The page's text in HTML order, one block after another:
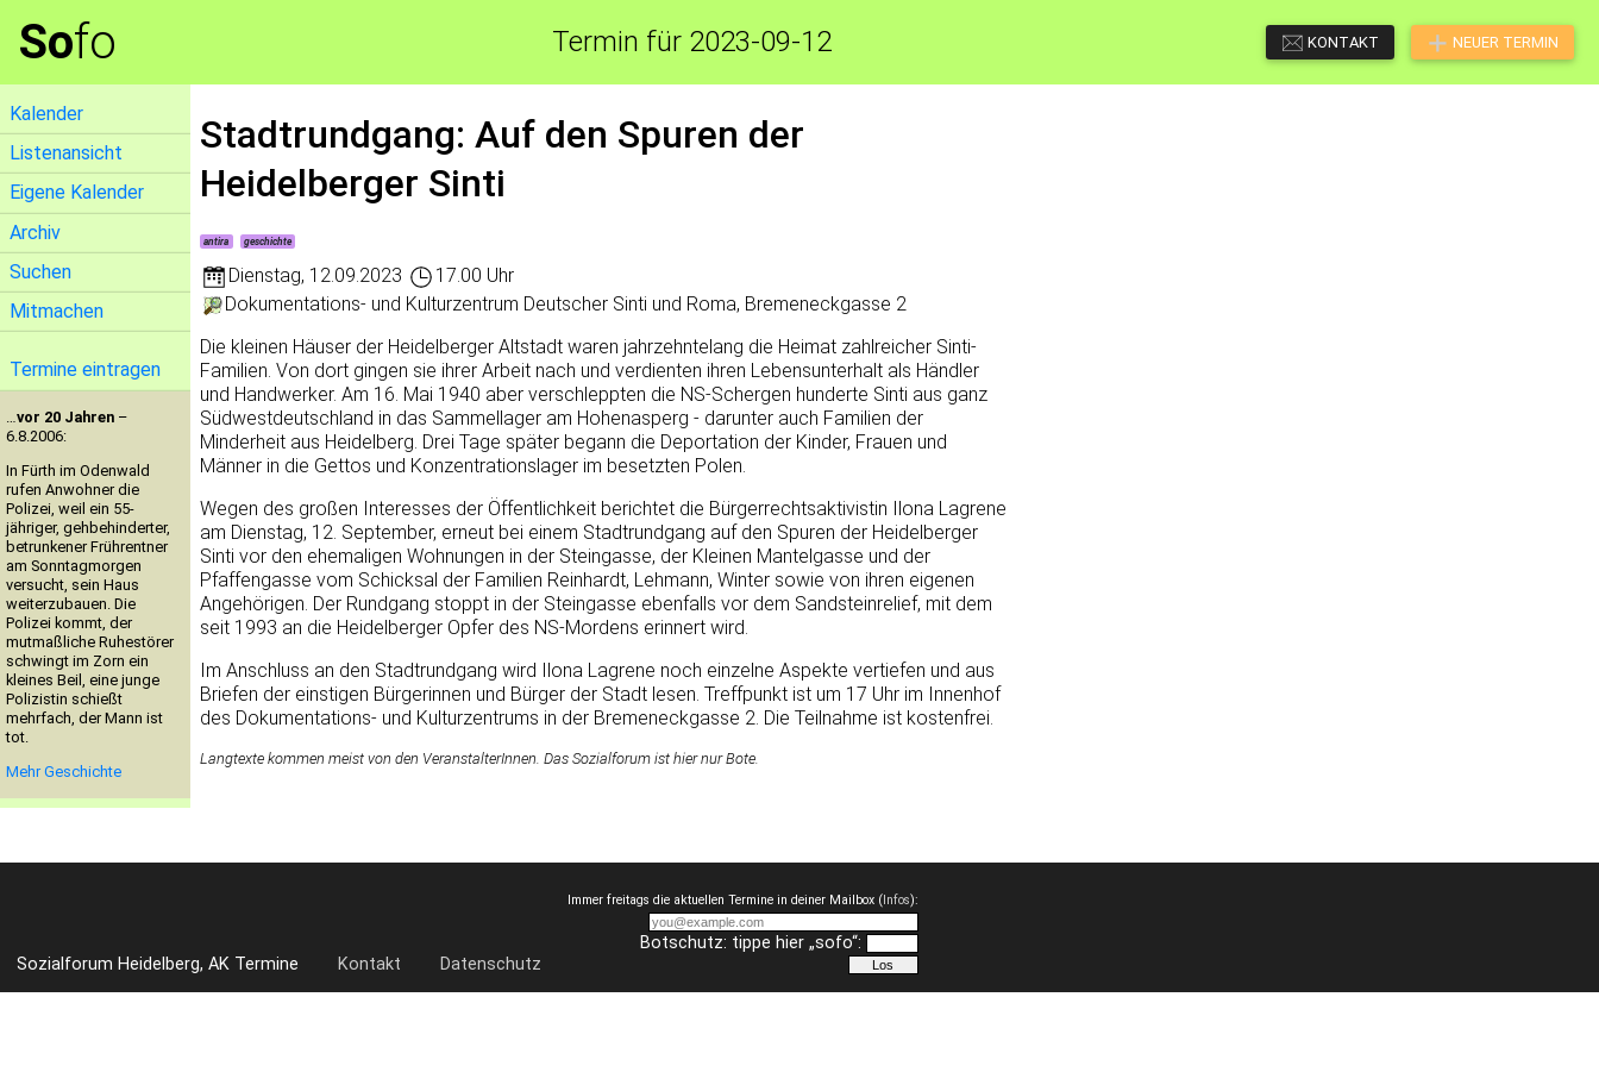
Sofo Termin für 2023-09-12 KONTAKT NEUER TERMIN
Kalender
Listenansicht
Eigene Kalender
Archiv
Suchen
Mitmachen
Termine eintragen
…vor 20 Jahren –
6.8.2006:
In Fürth im Odenwald
rufen Anwohner die
Polizei, weil ein 55-
jähriger, gehbehinderter,
betrunkener Frührentner
am Sonntagmorgen
versucht, sein Haus
weiterzubauen. Die
Polizei kommt, der
mutmaßliche Ruhestörer
schwingt im Zorn ein
kleines Beil, eine junge
Polizistin schießt
mehrfach, der Mann ist
tot.
Mehr Geschichte
Stadtrundgang: Auf den Spuren der
Heidelberger Sinti
antira geschichte
Dienstag, 12.09.2023
17.00 Uhr
Dokumentations- und Kulturzentrum Deutscher Sinti und Roma, Bremeneckgasse 2
Die kleinen Häuser der Heidelberger Altstadt waren jahrzehntelang die Heimat zahlreicher Sinti-
Familien. Von dort gingen sie ihrer Arbeit nach und verdienten ihren Lebensunterhalt als Händler
und Handwerker. Am 16. Mai 1940 aber verschleppten die NS-Schergen hunderte Sinti aus ganz
Südwestdeutschland in das Sammellager am Hohenasperg - darunter auch Familien der
Minderheit aus Heidelberg. Drei Tage später begann die Deportation der Kinder, Frauen und
Männer in die Gettos und Konzentrationslager im besetzten Polen.
Wegen des großen Interesses der Öffentlichkeit berichtet die Bürgerrechtsaktivistin Ilona Lagrene
am Dienstag, 12. September, erneut bei einem Stadtrundgang auf den Spuren der Heidelberger
Sinti vor den ehemaligen Wohnungen in der Steingasse, der Kleinen Mantelgasse und der
Pfaffengasse vom Schicksal der Familien Reinhardt, Lehmann, Winter sowie von ihren eigenen
Angehörigen. Der Rundgang stoppt in der Steingasse ebenfalls vor dem Sandsteinrelief, mit dem
seit 1993 an die Heidelberger Opfer des NS-Mordens erinnert wird.
Im Anschluss an den Stadtrundgang wird Ilona Lagrene noch einzelne Aspekte vertiefen und aus
Briefen der einstigen Bürgerinnen und Bürger der Stadt lesen. Treffpunkt ist um 17 Uhr im Innenhof
des Dokumentations- und Kulturzentrums in der Bremeneckgasse 2. Die Teilnahme ist kostenfrei.
Langtexte kommen meist von den VeranstalterInnen. Das Sozialforum ist hier nur Bote.
Sozialforum Heidelberg, AK Termine Kontakt Datenschutz
Immer freitags die aktuellen Termine in deiner Mailbox (Infos):
Botschutz: tippe hier „sofo“: